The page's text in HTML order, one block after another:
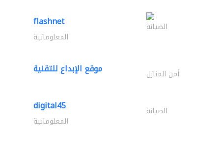
flashnet الصيانة
المعلوماتية
موقع الإبداع للتقنية أمن المنازل
digital45 الصيانة
المعلوماتية